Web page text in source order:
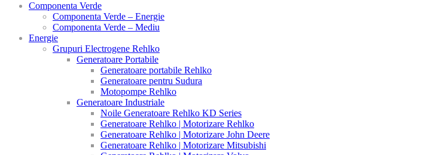
Componenta Verde
Componenta Verde – Energie
Componenta Verde – Mediu
Energie
Grupuri Electrogene Rehlko
Generatoare Portabile
Generatoare portabile Rehlko
Generatoare pentru Sudura
Motopompe Rehlko
Generatoare Industriale
Noile Generatoare Rehlko KD Series
Generatoare Rehlko | Motorizare Rehlko
Generatoare Rehlko | Motorizare John Deere
Generatoare Rehlko | Motorizare Mitsubishi